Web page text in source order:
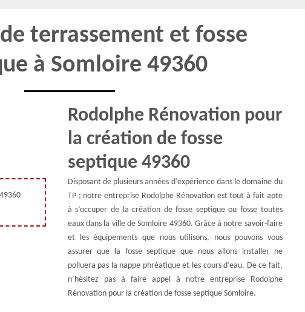
terrassement et fosse
à Somloire 49360
Rodolphe Rénovation pour
la création de fosse
septique 49360
Disposant de plusieurs années d’expérience dans le domaine du
TP ; notre entreprise Rodolphe Rénovation est tout à fait apte
à s’occuper de la création de fosse septique ou fosse toutes
eaux dans la ville de Somloire 49360. Grâce à notre savoir-faire
et les équipements que nous utilisons, nous pouvons vous
assurer que la fosse septique que nous allons installer ne
polluera pas la nappe phréatique et les cours d’eau. De ce fait,
n’hésitez pas à faire appel à notre entreprise Rodolphe
Rénovation pour la création de fosse septique Somloire.